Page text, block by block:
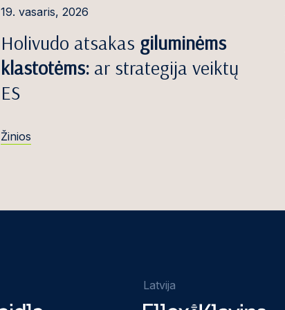
19. vasaris, 2026
Holivudo atsakas giluminėms
klastotėms: ar strategija veiktų
ES
Žinios
Latvija